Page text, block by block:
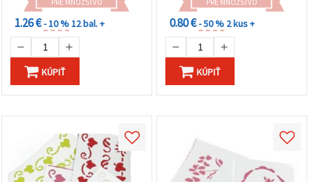
PRE MNOŽSTVO
1.26 €- 10 %12 bal. +
KÚPIŤ
PRE MNOŽSTVO
0.80 €- 50 % 2 kus +
KÚPIŤ